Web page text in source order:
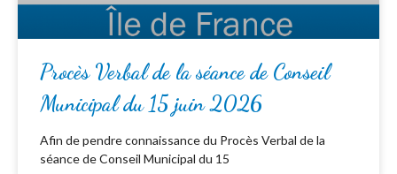
Procès Verbal de la séance de Conseil
Municipal du 15 juin 2026
Afin de pendre connaissance du Procès Verbal de la
séance de Conseil Municipal du 15